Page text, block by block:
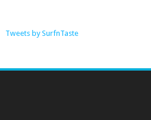
Tweets by SurfnTaste